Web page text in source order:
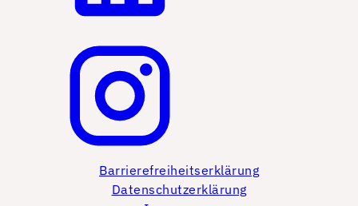
Barrierefreiheitserklärung
Datenschutzerklärung